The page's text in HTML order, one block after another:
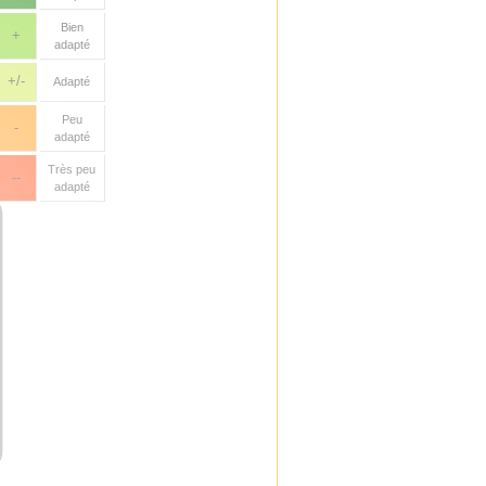
+
Bien
adapté
+/- Adapté
-
Peu
adapté
--
Très peu
adapté